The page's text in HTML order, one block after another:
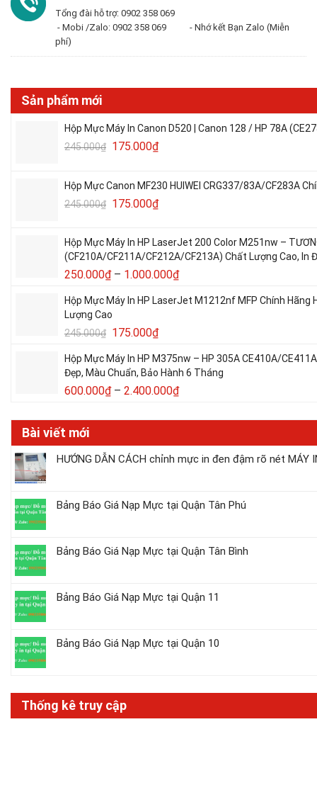
Tổng đài hỗ trợ: 0902 358 069
- Mobi /Zalo: 0902 358 069 - Nhớ kết Bạn Zalo (Miễn
phí)
Sản phẩm mới
Hộp Mực Máy In Canon D520 | Canon 128 / HP 78A
245.000₫ 175.000₫
Hộp Mực Canon MF230 HUIWEI CRG337/83A/CF283A
245.000₫ 175.000₫
Hộp Mực Máy In HP LaserJet 200 Color M251nw –
(CF210A/CF211A/CF212A/CF213A) Chất Lượng Cao, In
250.000₫ – 1.000.000₫
Hộp Mực Máy In HP LaserJet M1212nf MFP Chính
Lượng Cao
245.000₫ 175.000₫
Hộp Mực Máy In HP M375nw – HP 305A CE410A/
Đẹp, Màu Chuẩn, Bảo Hành 6 Tháng
600.000₫ – 2.400.000₫
Bài viết mới
HƯỚNG DẪN CÁCH chỉnh mực in đen đậm rõ nét MÁY
Bảng Báo Giá Nạp Mực tại Quận Tân Phú
Bảng Báo Giá Nạp Mực tại Quận Tân Bình
Bảng Báo Giá Nạp Mực tại Quận 11
Bảng Báo Giá Nạp Mực tại Quận 10
Thống kê truy cập